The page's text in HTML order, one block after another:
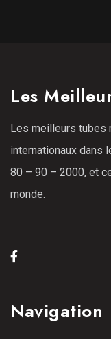
Les
Les meilleurs tubes
internationaux dans
80 – 90 – 2000, et
monde.
Navigation